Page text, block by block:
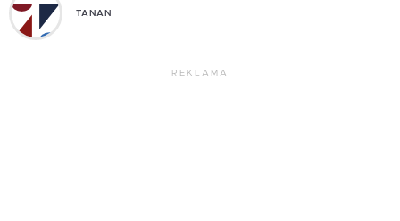
TANAN
REKLAMA